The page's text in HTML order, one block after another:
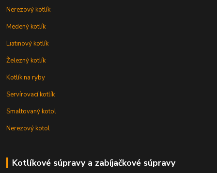
Nerezový kotlík
Medený kotlík
Liatinový kotlík
Železný kotlík
Kotlík na ryby
Servírovací kotlík
Smaltovaný kotol
Nerezový kotol
Kotlíkové súpravy a zabíjačkové súpravy